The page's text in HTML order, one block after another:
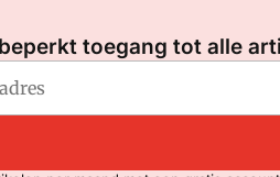
toegang tot alle